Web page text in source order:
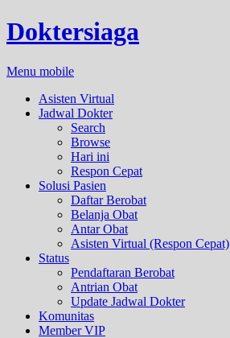
Doktersiaga
Menu mobile
Asisten Virtual
Jadwal Dokter
Search
Browse
Hari ini
Respon Cepat
Solusi Pasien
Daftar Berobat
Belanja Obat
Antar Obat
Asisten Virtual (Respon Cepat)
Status
Pendaftaran Berobat
Antrian Obat
Update Jadwal Dokter
Komunitas
Member VIP